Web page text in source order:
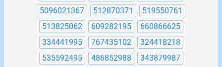
5096021367
512870371
519550761
513825062
609282195
660866625
334441995
767435102
324418218
535592495
486852988
343879987